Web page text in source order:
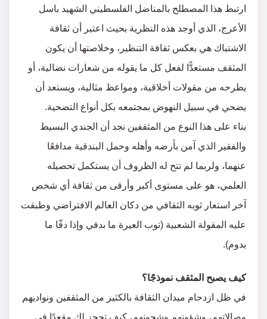
ارتبط هذا المصطلح بالمناضل الفلسطيني الشهيد باسل
الأعرج، الذي أوجد هذه النظرية بحيث اعتبر أن ثقافة
الاشتباك هي بعكس ثقافة التنظير، وخلاصتها أن يكون
المثقف مستعدًّا لفعل كل ما يقوله من شعارات نضالية، أو
يطرحه من مقولات أخلاقية، ومواعظ مثالية، ويستعد أن
يضحي في سبيل النهوض بمجتمعه بكل أنواع التضحية.
بناء على هذا النوع من المثقفين نجد أن الجندي البسيط
والفقير الذي آمن بأرضه وأهله وحمل البندقية مدافعًا
عنهما، ولربما لم تتح له الظروف أن يستكمل تحصيله
العلمي، هو على مستوى أكبر وأرقى من ثقافة أي شخص
آخر استعار ثوبه الثقافي من دكان العالم الافتراضي وطبقت
عليه المقولة الشعبية (توب العيرة ما بدفي وإذا دفّا ما
بدوم).
كيف يصبح المثقف نموذجًا؟
في ظل ازدحام ميدان الثقافة بالكثير من المثقفين ونواديهم